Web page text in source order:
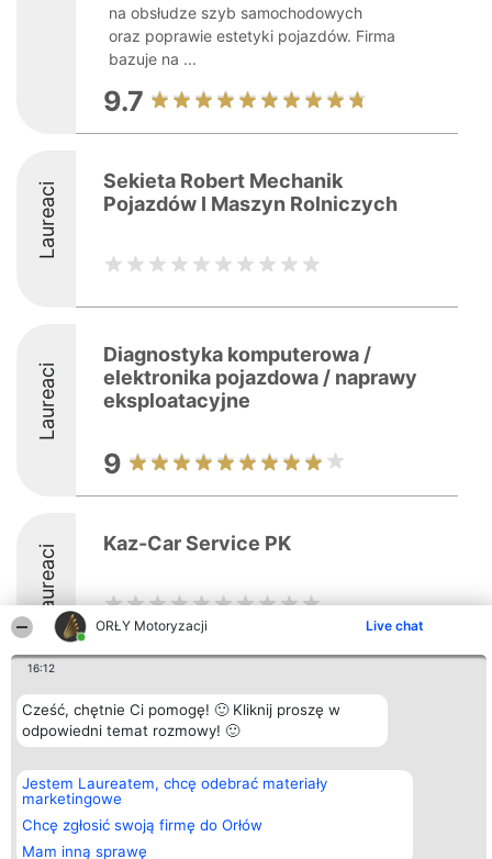
ORŁY Motoryzacji Live chat
16:12
Cześć, chętnie Ci pomogę! 🙂 Kliknij proszę w
odpowiedni temat rozmowy! 🙂
Jestem Laureatem, chcę odebrać materiały
marketingowe
Chcę zgłosić swoją firmę do Orłów
Mam inną sprawę
na obsłudze szyb samochodowych
oraz poprawie estetyki pojazdów. Firma
bazuje na ...
9.7
Laureaci
Sekieta Robert Mechanik
Pojazdów I Maszyn Rolniczych
Laureaci
Diagnostyka komputerowa /
elektronika pojazdowa / naprawy
eksploatacyjne
9
Laureaci Kaz-Car Service PK
Organizator plebiscytu
Bright Side Solutions sp. z o.
o. sp. k.
Wrocław 50-079
KRS 0000749100 | Regon
381313360 | NIP 8943132676
+48 508 492 400
Plebiscyt
Laureaci
Lista
Laureatów
Polityka
Kontakt